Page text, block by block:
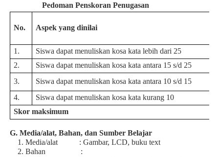
Pedoman Penskoran Penugasan
No. Aspek yang dinilai
1.
Siswa dapat menuliskan kosa kata lebih dari 25
2.
Siswa dapat menuliskan kosa kata antara 15 s/d 25
3.
Siswa dapat menuliskan kosa kata antara 10 s/d 15
4.
Siswa dapat menuliskan kosa kata kurang 10
Skor maksimum
G. Media/alat, Bahan, dan Sumber Belajar
1. Media/alat : Gambar, LCD, buku text
2. Bahan :